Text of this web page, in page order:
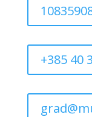
+385 40